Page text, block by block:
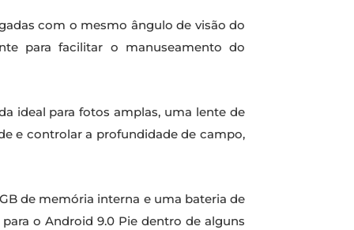
com o mesmo ângulo de visão do
para facilitar o manuseamento do
ideal para fotos amplas, uma lente de
e controlar a profundidade de campo,
de memória interna e uma bateria de
o Android 9.0 Pie dentro de alguns